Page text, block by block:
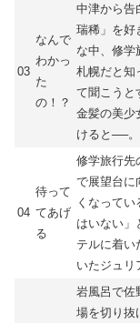
03
なんで
わかっ
た
の！？
中津から告
瑞稀」を好
な中、修学
札幌だと知
て聞こうと
金髪の美少
けると──。
04
待って
てあげ
る
修学旅行先
で展望台に
くなって
はいない
テルに着い
いたジュリ
岩風呂で佐
場を切り抜